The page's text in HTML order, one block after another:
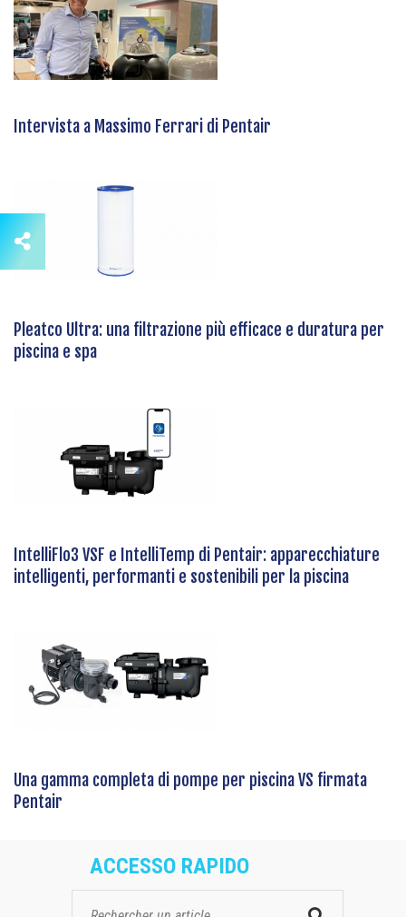
Intervista a Massimo Ferrari di Pentair
Pleatco Ultra: una filtrazione più efficace e duratura per
piscina e spa
IntelliFlo3 VSF e IntelliTemp di Pentair: apparecchiature
intelligenti, performanti e sostenibili per la piscina
Una gamma completa di pompe per piscina VS firmata
Pentair
ACCESSO RAPIDO